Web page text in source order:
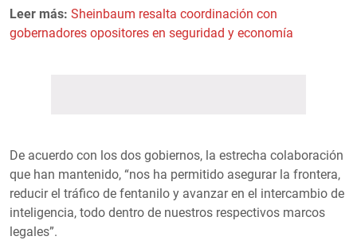
Leer más: Sheinbaum resalta coordinación con
gobernadores opositores en seguridad y economía
De acuerdo con los dos gobiernos, la estrecha colaboración
que han mantenido, “nos ha permitido asegurar la frontera,
reducir el tráfico de fentanilo y avanzar en el intercambio de
inteligencia, todo dentro de nuestros respectivos marcos
legales”.